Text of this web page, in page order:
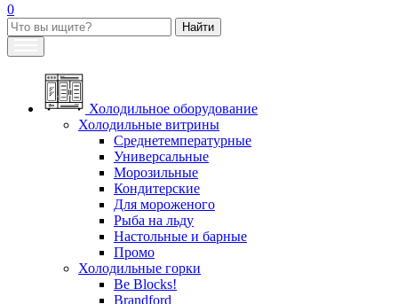
0
Холодильное оборудование
Холодильные витрины
Среднетемпературные
Универсальные
Морозильные
Кондитерские
Для мороженого
Рыба на льду
Настольные и барные
Промо
Холодильные горки
Be Blocks!
Brandford